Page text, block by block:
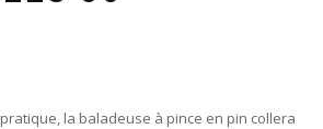
la baladeuse à pince en pin collera